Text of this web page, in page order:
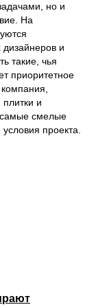
но и
На
и
такие, чья
приоритетное
и
самые смелые
проекта.